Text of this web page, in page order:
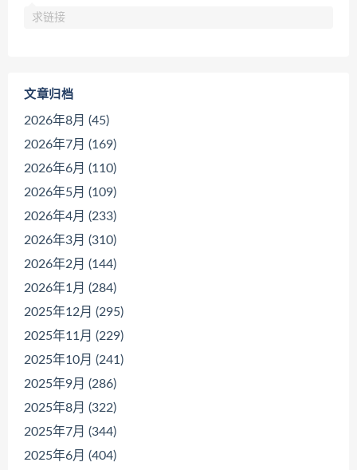
求链接
文章归档
2026年8月 (45)
2026年7月 (169)
2026年6月 (110)
2026年5月 (109)
2026年4月 (233)
2026年3月 (310)
2026年2月 (144)
2026年1月 (284)
2025年12月 (295)
2025年11月 (229)
2025年10月 (241)
2025年9月 (286)
2025年8月 (322)
2025年7月 (344)
2025年6月 (404)